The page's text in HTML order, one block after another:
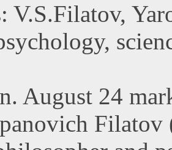
V.S.Filatov,
August 24
Filatov